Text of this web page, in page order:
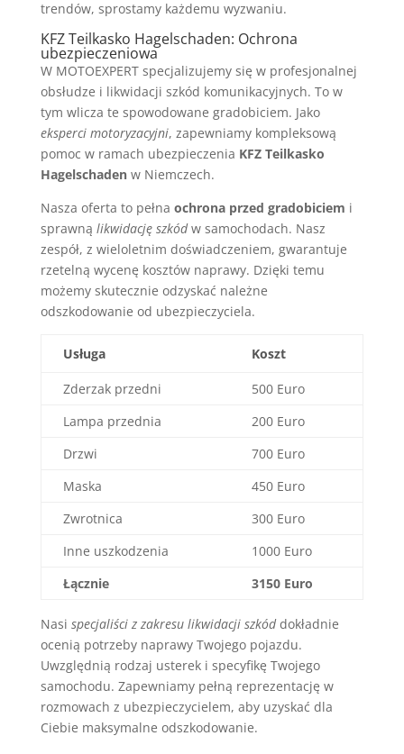
trendów, sprostamy każdemu wyzwaniu.
KFZ Teilkasko Hagelschaden: Ochrona
ubezpieczeniowa
W MOTOEXPERT specjalizujemy się w profesjonalnej
obsłudze i likwidacji szkód komunikacyjnych. To w
tym wlicza te spowodowane gradobiciem. Jako
eksperci motoryzacyjni, zapewniamy kompleksową
pomoc w ramach ubezpieczenia KFZ Teilkasko
Hagelschadenw Niemczech.
Nasza oferta to pełna ochrona przed gradobiciem i
sprawną likwidację szkódw samochodach. Nasz
zespół, z wieloletnim doświadczeniem, gwarantuje
rzetelną wycenę kosztów naprawy. Dzięki temu
możemy skutecznie odzyskać należne
odszkodowanie od ubezpieczyciela.
Usługa Koszt
Zderzak przedni
500 Euro
Lampa przednia
200 Euro
Drzwi
700 Euro
Maska
450 Euro
Zwrotnica
300 Euro
Inne uszkodzenia
1000 Euro
Łącznie
3150 Euro
Nasi specjaliści z zakresu likwidacji szkóddokładnie
ocenią potrzeby naprawy Twojego pojazdu.
Uwzględnią rodzaj usterek i specyfikę Twojego
samochodu. Zapewniamy pełną reprezentację w
rozmowach z ubezpieczycielem, aby uzyskać dla
Ciebie maksymalne odszkodowanie.